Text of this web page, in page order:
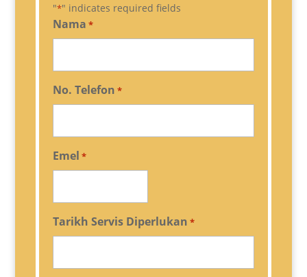
"*" indicates required fields
Nama *
No. Telefon *
Emel *
Tarikh Servis Diperlukan *